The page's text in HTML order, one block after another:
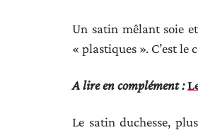
Un satin mêlant soie
« plastiques ». C’est
A lire en complément :
Le satin duchesse,